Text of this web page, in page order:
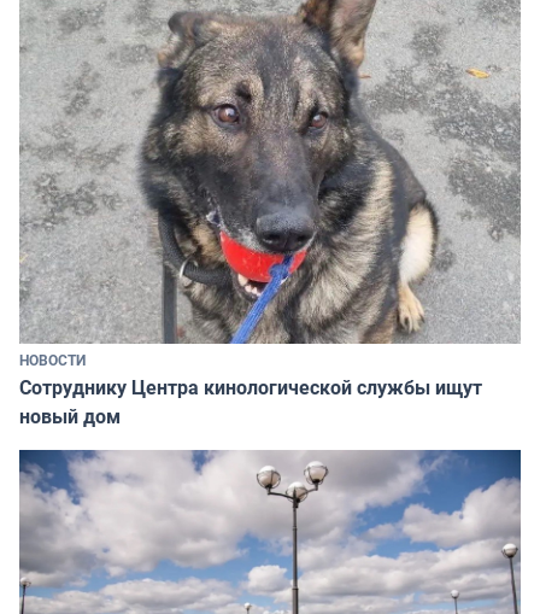
НОВОСТИ
Сотруднику Центра кинологической службы ищут
новый дом